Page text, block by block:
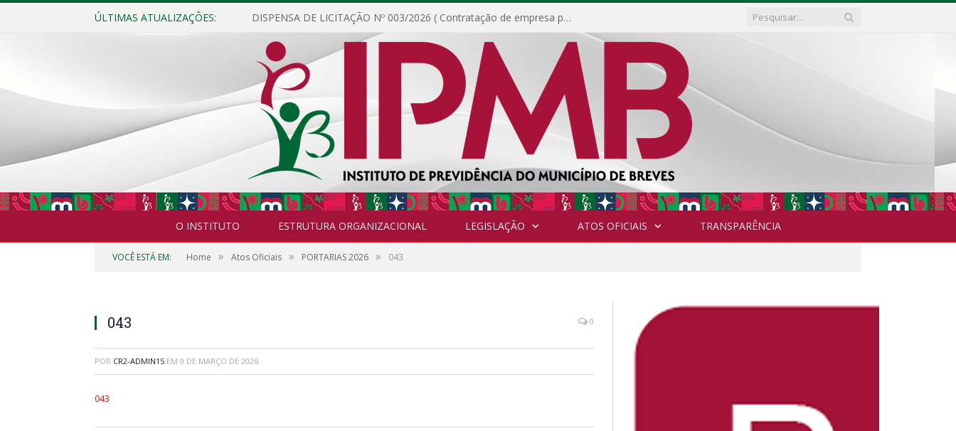
ÚLTIMAS ATUALIZAÇÕES: DISPENSA DE LICITAÇÃO Nº 003/2026 ( Contratação de empresa para fornecimento de gêneros alimentícios não perecíveis, materiais de expediente, descartáveis, copa e cozinha, para análise e posterior publicação.)
O INSTITUTO ESTRUTURA ORGANIZACIONAL LEGISLAÇÃO ATOS OFICIAIS TRANSPARÊNCIA
VOCÊ ESTÁ EM: Home » Atos Oficiais » PORTARIAS 2026 » 043
043 0
POR CR2-ADMIN15 EM 9 DE MARÇO DE 2026
043